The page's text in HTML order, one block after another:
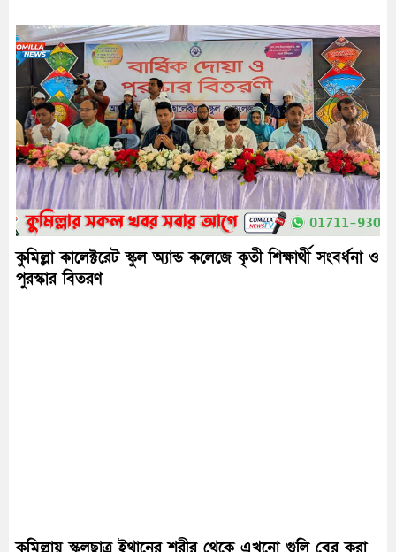
কুমিল্লা কালেক্টরেট স্কুল অ্যান্ড কলেজে কৃতী শিক্ষার্থী সংবর্ধনা ও
পুরস্কার বিতরণ
কুমিল্লায় স্কুলছাত্র ইথানের শরীর থেকে এখনো গুলি বের করা